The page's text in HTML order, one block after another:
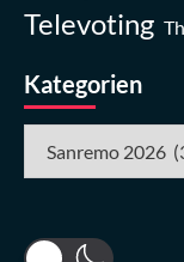
Televoting
Kategorien